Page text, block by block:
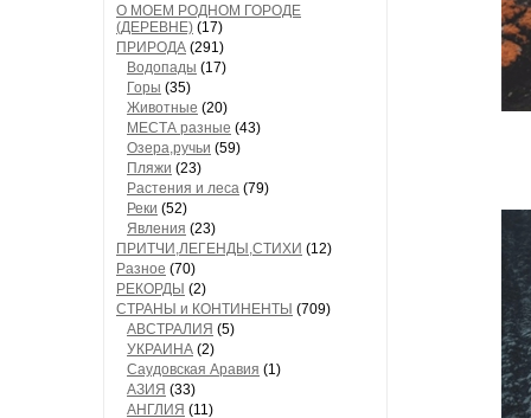
О МОЕМ РОДНОМ ГОРОДЕ
(ДЕРЕВНЕ) (17)
ПРИРОДА (291)
Водопады (17)
Горы (35)
Животные (20)
МЕСТА разные (43)
Озера,ручьи (59)
Пляжи (23)
Растения и леса (79)
Реки (52)
Явления (23)
ПРИТЧИ,ЛЕГЕНДЫ,СТИХИ (12)
Разное (70)
РЕКОРДЫ (2)
СТРАНЫ и КОНТИНЕНТЫ (709)
АВСТРАЛИЯ (5)
УКРАИНА (2)
Саудовская Аравия (1)
АЗИЯ (33)
АНГЛИЯ (11)